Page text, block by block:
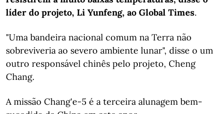
líder do projeto, Li Yunfeng, ao Global Times.
"Uma bandeira nacional comum na Terra não
sobreviveria ao severo ambiente lunar", disse o um
outro responsável chinês pelo projeto, Cheng
Chang.
A missão Chang'e-5 é a terceira alunagem bem-